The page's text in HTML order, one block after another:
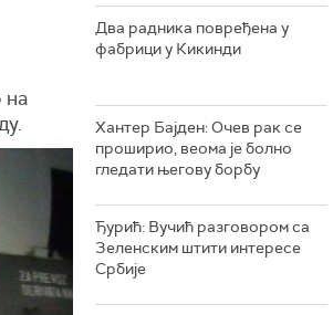
на
Два радника повређена у
фабрици у Кикинди
Хантер Бајден: Очев рак се
проширио, веома је болно
гледати његову борбу
Ђурић: Вучић разговором са
Зеленским штити интересе
Србије